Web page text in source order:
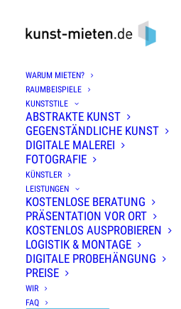
WARUM MIETEN?
RAUMBEISPIELE
KUNSTSTILE
ABSTRAKTE KUNST
GEGENSTÄNDLICHE KUNST
DIGITALE MALEREI
FOTOGRAFIE
KÜNSTLER
LEISTUNGEN
KOSTENLOSE BERATUNG
PRÄSENTATION VOR ORT
KOSTENLOS AUSPROBIEREN
LOGISTIK & MONTAGE
DIGITALE PROBEHÄNGUNG
PREISE
WIR
FAQ
1. Datenschutz auf
Allgemeine Hinweise
Die folgenden Hinweise
Überblick darüber, was mit
personenbezogenen Daten
diese Website besuchen.
Daten sind alle Daten, mit
identifiziert werden können.
Informationen zum Thema